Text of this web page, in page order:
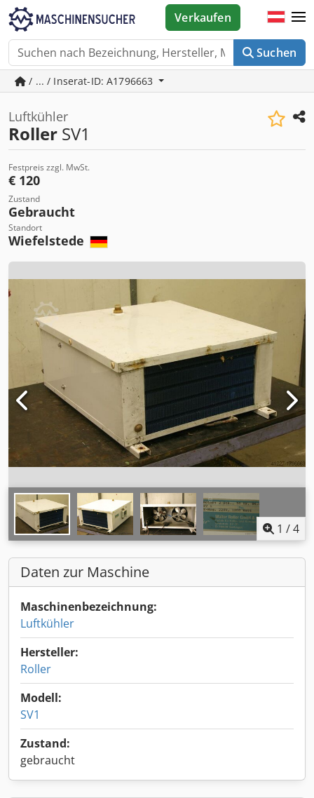
Suchen
Verkaufen
/ ... / Inserat-ID: A1796663
Luftkühler
Roller SV1
Festpreis zzgl. MwSt.
€ 120
Zustand
Gebraucht
Standort
Wiefelstede
1 /4
Daten zur Maschine
Maschinenbezeichnung:
Luftkühler
Hersteller:
Roller
Modell:
SV1
Zustand:
gebraucht